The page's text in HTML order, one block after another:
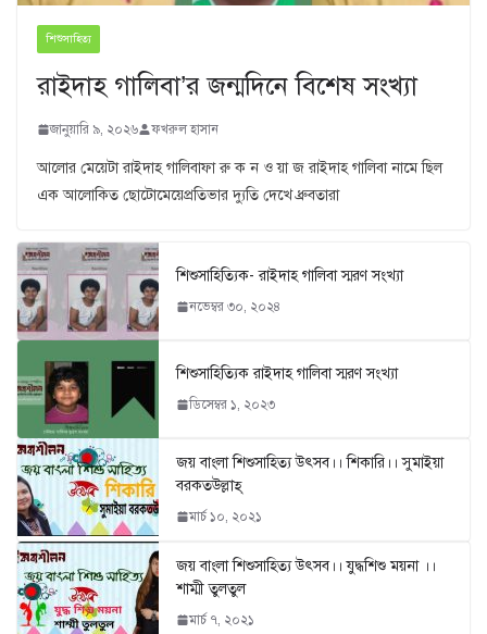
শিশুসাহিত্য
রাইদাহ গালিবা’র জন্মদিনে বিশেষ সংখ্যা
জানুয়ারি ৯, ২০২৬ ফখরুল হাসান
আলোর মেয়েটা রাইদাহ গালিবাফা রু ক ন ও য়া জ রাইদাহ গালিবা নামে ছিল
এক আলোকিত ছোটোমেয়েপ্রতিভার দ্যুতি দেখে ধ্রুবতারা
শিশুসাহিত্যিক- রাইদাহ গালিবা স্মরণ সংখ্যা
নভেম্বর ৩০, ২০২৪
শিশুসাহিত্যিক রাইদাহ গালিবা স্মরণ সংখ্যা
ডিসেম্বর ১, ২০২৩
জয় বাংলা শিশুসাহিত্য উৎসব।। শিকারি।। সুমাইয়া
বরকতউল্লাহ্
মার্চ ১০, ২০২১
জয় বাংলা শিশুসাহিত্য উৎসব।। যুদ্ধশিশু ময়না ।।
শাম্মী তুলতুল
মার্চ ৭, ২০২১